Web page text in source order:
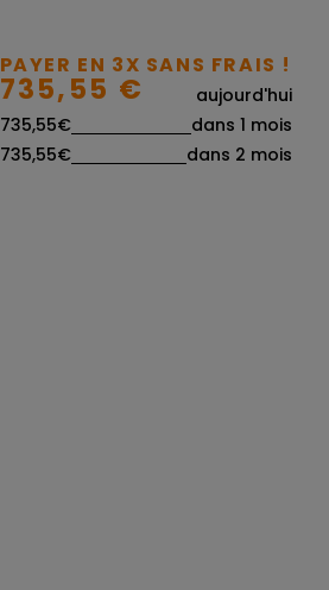
PAYER EN 3X SANS FRAIS !
735,55 €
aujourd'hui
735,55€
dans 1 mois
735,55€
dans 2 mois